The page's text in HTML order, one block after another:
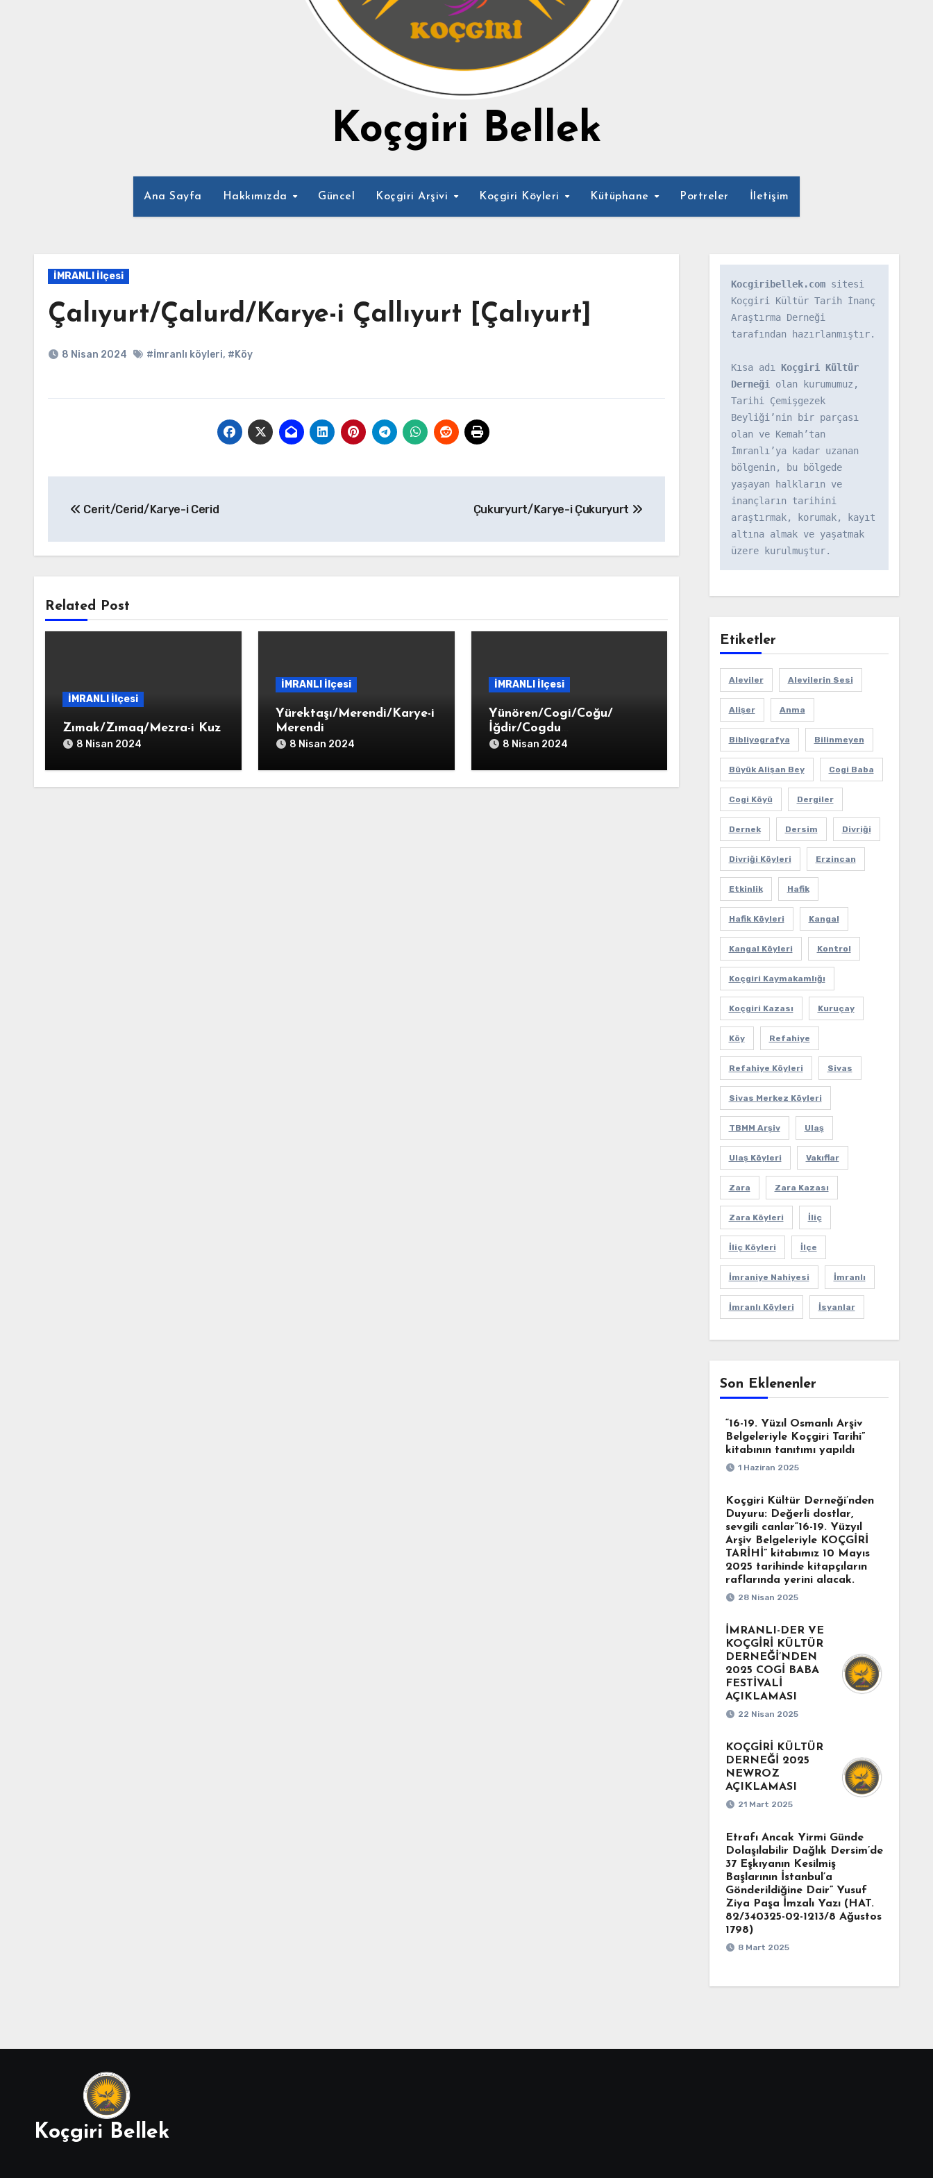
Koçgiri Bellek
Ana Sayfa Hakkımızda Güncel Koçgiri Arşivi Koçgiri Köyleri Kütüphane Portreler İletişim
İMRANLI İlçesi
Çalıyurt/Çalurd/Karye-i Çallıyurt [Çalıyurt]
8 Nisan 2024 #İmranlı köyleri, #Köy
gezinmesi
Cerit/Cerid/Karye-i Cerid Çukuryurt/Karye-i Çukuryurt
Related Post
İMRANLI İlçesi
Zımak/Zımaq/Mezra-i Kuz
8 Nisan 2024
İMRANLI İlçesi
Yürektaşı/Merendi/Karye-i
Merendi
8 Nisan 2024
İMRANLI İlçesi
Yünören/Cogi/Coğu/
İğdir/Cogdu
Tekkesi/Karye-i Coğdu
8 Nisan 2024
Kocgiribellek.com sitesi
Koçgiri Kültür Tarih İnanç
Araştırma Derneği
tarafından hazırlanmıştır.
Kısa adı Koçgiri Kültür
Derneği olan kurumumuz,
Tarihi Çemişgezek
Beyliği’nin bir parçası
olan ve Kemah’tan
İmranlı’ya kadar uzanan
bölgenin, bu bölgede
yaşayan halkların ve
inançların tarihini
araştırmak, korumak, kayıt
altına almak ve yaşatmak
üzere kurulmuştur.
Etiketler
Aleviler Alevilerin Sesi
Alişer Anma
Bibliyografya Bilinmeyen
Büyük Alişan Bey Cogi Baba
Cogi Köyü Dergiler
Dernek Dersim Divriği
Divriği Köyleri Erzincan
Etkinlik Hafik
Hafik Köyleri Kangal
Kangal Köyleri Kontrol
Koçgiri Kaymakamlığı
Koçgiri Kazası Kuruçay
Köy Refahiye
Refahiye Köyleri Sivas
Sivas Merkez Köyleri
TBMM Arşiv Ulaş
Ulaş Köyleri Vakıflar
Zara Zara Kazası
Zara Köyleri İliç
İliç Köyleri İlçe
İmraniye Nahiyesi İmranlı
İmranlı Köyleri İsyanlar
Son Eklenenler
“16-19. Yüzıl Osmanlı Arşiv
Belgeleriyle Koçgiri Tarihi”
kitabının tanıtımı yapıldı
1 Haziran 2025
Koçgiri Kültür Derneği’nden
Duyuru: Değerli dostlar,
sevgili canlar“16-19. Yüzyıl
Arşiv Belgeleriyle KOÇGİRİ
TARİHİ” kitabımız 10 Mayıs
2025 tarihinde kitapçıların
raflarında yerini alacak.
28 Nisan 2025
İMRANLI-DER VE
KOÇGİRİ KÜLTÜR
DERNEĞİ’NDEN
2025 COGİ BABA
FESTİVALİ
AÇIKLAMASI
22 Nisan 2025
KOÇGİRİ KÜLTÜR
DERNEĞİ 2025
NEWROZ
AÇIKLAMASI
21 Mart 2025
Etrafı Ancak Yirmi Günde
Dolaşılabilir Dağlık Dersim’de
37 Eşkıyanın Kesilmiş
Başlarının İstanbul’a
Gönderildiğine Dair” Yusuf
Ziya Paşa İmzalı Yazı (HAT.
82/340325-02-1213/8 Ağustos
1798)
8 Mart 2025
Koçgiri Bellek